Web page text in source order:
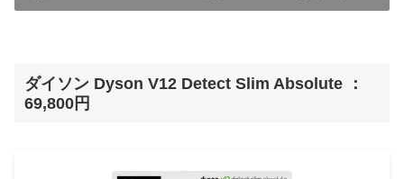
ダイソン Dyson V12 Detect Slim Absolute ：
69,800円